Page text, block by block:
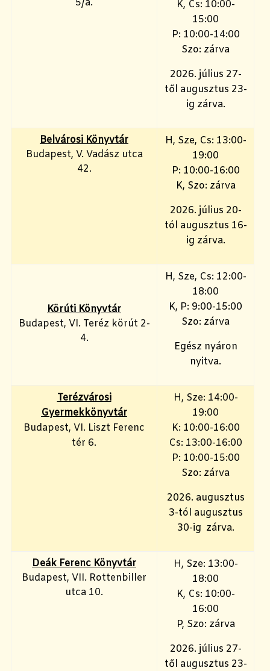
K, Cs: 10:00-
15:00
P: 10:00-14:00
Szo: zárva
2026. július 27-
től augusztus 23-
ig zárva.
Belvárosi Könyvtár
Budapest, V. Vadász utca
42.
H, Sze, Cs: 13:00-
19:00
P: 10:00-16:00
K, Szo: zárva
2026. július 20-
tól augusztus 16-
ig zárva.
Körúti Könyvtár
Budapest, VI. Teréz körút 2-
4.
H, Sze, Cs: 12:00-
18:00
K, P: 9:00-15:00
Szo: zárva
Egész nyáron
nyitva.
Terézvárosi
Gyermekkönyvtár
Budapest, VI. Liszt Ferenc
tér 6.
H, Sze: 14:00-
19:00
K: 10:00-16:00
Cs: 13:00-16:00
P: 10:00-15:00
Szo: zárva
2026. augusztus
3-tól augusztus
30-ig zárva.
Deák Ferenc Könyvtár
Budapest, VII. Rottenbiller
utca 10.
H, Sze: 13:00-
18:00
K, Cs: 10:00-
16:00
P, Szo: zárva
2026. július 27-
től augusztus 23-